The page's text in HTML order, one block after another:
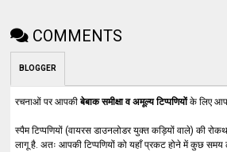
COMMENTS
BLOGGER
रचनाओं पर आपकीबेबाक समीक्षा व अमूल्य टिप्पणियोंके लिए
स्पैम टिप्पणियों (वायरस डाउनलोडर युक्त कड़ियों वाले) की
लागू है. अतः आपकी टिप्पणियों को यहाँ प्रकट होने में कुछ